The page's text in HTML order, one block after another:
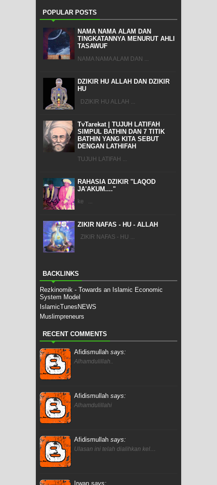
POPULAR POSTS
NAMA NAMA ALAM DAN
TINGKATANNYA MENURUT AHLI
TASAWUF
NAMA NAMA ALAM DAN ...
DZIKIR HU ALLAH DAN DZIKIR
HU
DZIKIR HU ALLAH ...
TvTarekat | TUJUH LATIFAH
SIMPUL BATHIN DAN 7 TITIK
BATHIN YANG KITA SEBUT
DENGAN LATHIFAH
TUJUH LATIFAH ...
RAHASIA DZIKIR "LAQOD
JA'AKUM...."
ke ...
ZIKIR NAFAS - HU - ALLAH
ZIKIR NAFAS - HU ...
BACKLINKS
Rezkinomik - Towards an Islamic Economic
System Model
IslamicTunesNEWS
Muslimpreneurs
RECENT COMMENTS
Afidismullah says:
Alhamdulillah..
Afidismullah says:
Alhamdulillahi
Afidismullah says:
Ulasan ini telah dialihkan kel…
Irwan says: